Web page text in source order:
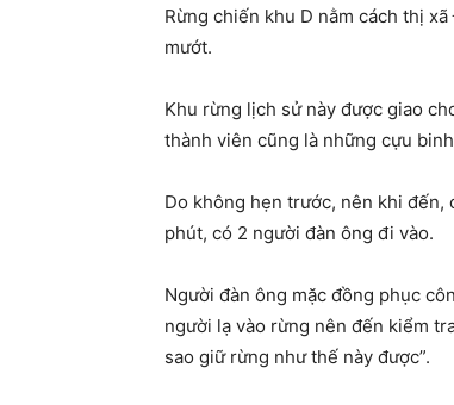
Rừng chiến khu D nằm cách thị
mướt.
Khu rừng lịch sử này được giao
thành viên cũng là những cựu
Do không hẹn trước, nên khi đến,
phút, có 2 người đàn ông đi vào.
Người đàn ông mặc đồng phục
người lạ vào rừng nên đến kiểm
sao giữ rừng như thế này được”.